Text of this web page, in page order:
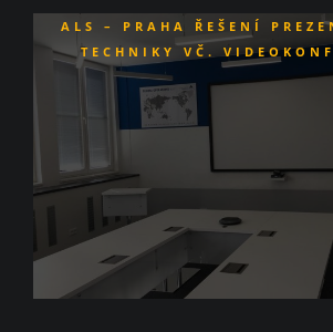
ALS – PRAHA ŘEŠENÍ
TECHNIKY VČ.